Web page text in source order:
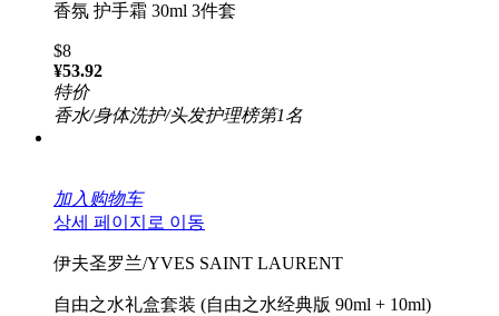
香氛 护手霜 30ml 3件套
$8
¥53.92
特价
香水/身体洗护/头发护理榜第1名
加入购物车
상세 페이지로 이동
伊夫圣罗兰/YVES SAINT LAURENT
自由之水礼盒套装 (自由之水经典版 90ml + 10ml)